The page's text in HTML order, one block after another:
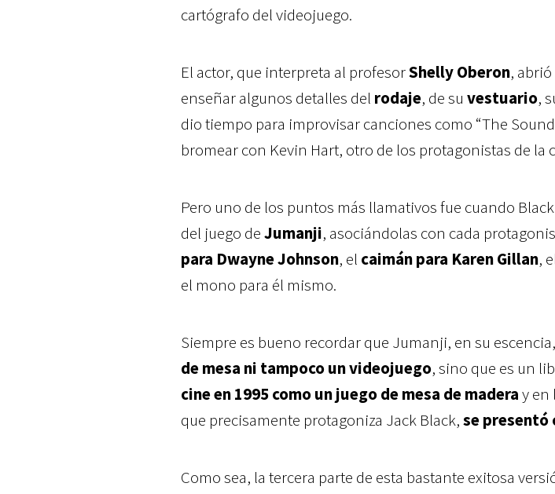
cartógrafo del videojuego.
El actor, que interpreta al profesorShelly Oberon,
enseñar algunos detalles del rodaje, de su vestuario,
dio tiempo para improvisar canciones como “The
bromear con Kevin Hart, otro de los protagonistas de la
Pero uno de los puntos más llamativos fue cuando
del juego deJumanji, asociándolas con cada
para Dwayne Johnson, el caimán para Karen Gillan,
el mono para él mismo.
Siempre es bueno recordar que Jumanji, en su escencia,
de mesa ni tampoco un videojuego, sino que es un
cine en 1995 como un juego de mesa de maderay en
que precisamente protagoniza Jack Black,se presentó
Como sea, la tercera parte de esta bastante exitosa